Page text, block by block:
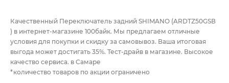
Качественный Переключатель задний SHIMANO (ARDTZ50GSВ
) в интернет-магазине 100байк. Мы предлагаем отличные
условия для покупки и скидку за самовывоз. Ваша итоговая
выгода может достигать 35%. Тест-драйв в магазине. Высокое
качество сервиса. в Самаре
*количество товаров по акции ограничено